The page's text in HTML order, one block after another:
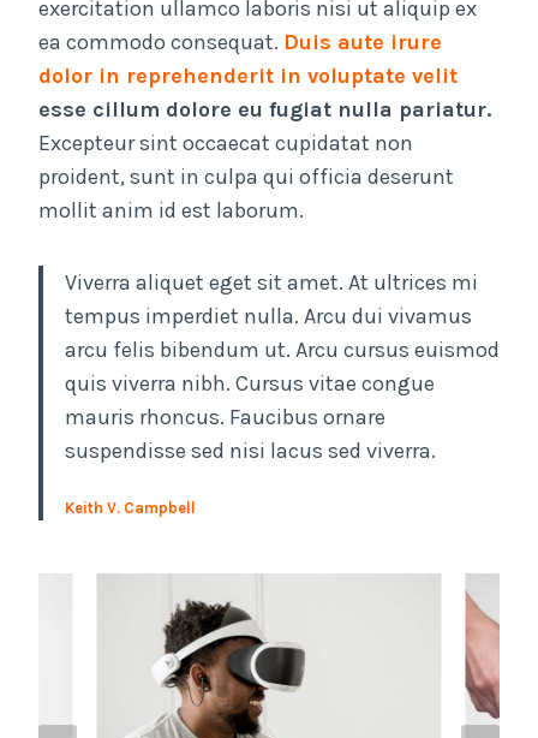
exercitation ullamco laboris nisi ut aliquip ex
ea commodo consequat. Duis aute irure
dolor in reprehenderit in voluptate velit
esse cillum dolore eu fugiat nulla pariatur.
Excepteur sint occaecat cupidatat non
proident, sunt in culpa qui officia deserunt
mollit anim id est laborum.
Viverra aliquet eget sit amet. At ultrices mi
tempus imperdiet nulla. Arcu dui vivamus
arcu felis bibendum ut. Arcu cursus euismod
quis viverra nibh. Cursus vitae congue
mauris rhoncus. Faucibus ornare
suspendisse sed nisi lacus sed viverra.
Keith V. Campbell